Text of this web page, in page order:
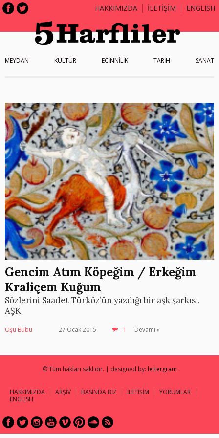
HAKKIMIZDA İLETİŞİM ENGLISH
MEYDAN KÜLTÜR ECİNNİLİK TARİH SANAT
Gencim Atım Köpeğim / Erkeğim
Kraliçem Kuğum
Sözlerini Saadet Türköz’ün yazdığı bir aşk şarkısı.
AŞK
Oşu Bubu 27 Ocak 2015 1 Devamı »
© Tüm hakları saklıdır. | designed by: lettergram
HAKKIMIZDA ARŞİV BASINDA BİZ İLETİŞİM
YORUMLAR
ENGLISH